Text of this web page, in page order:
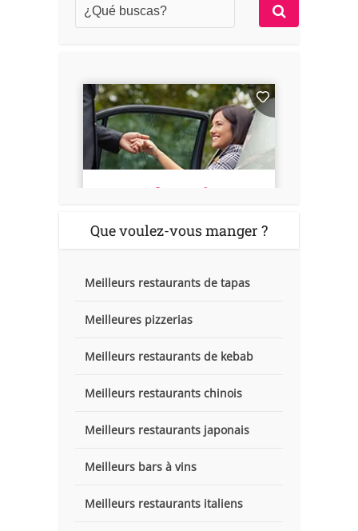
Que voulez-vous manger ?
Meilleurs restaurants de tapas
Meilleures pizzerias
Meilleurs restaurants de kebab
Meilleurs restaurants chinois
Meilleurs restaurants japonais
Meilleurs bars à vins
Meilleurs restaurants italiens